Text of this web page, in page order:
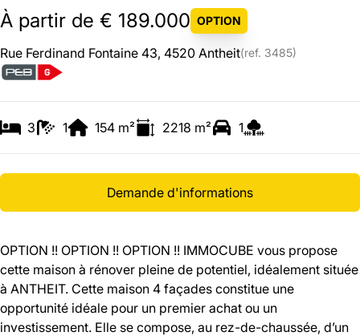
À partir de € 189.000 OPTION
Rue Ferdinand Fontaine 43, 4520 Antheit(ref. 3485)
3 1 154 m² 2218 m² 1
Demande d'informations
OPTION !! OPTION !! OPTION !! IMMOCUBE vous propose
cette maison à rénover pleine de potentiel, idéalement située
à ANTHEIT. Cette maison 4 façades constitue une
opportunité idéale pour un premier achat ou un
investissement. Elle se compose, au rez-de-chaussée, d’un